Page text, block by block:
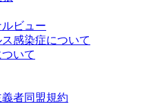
ビュー
感染症について
いて
者同盟規約